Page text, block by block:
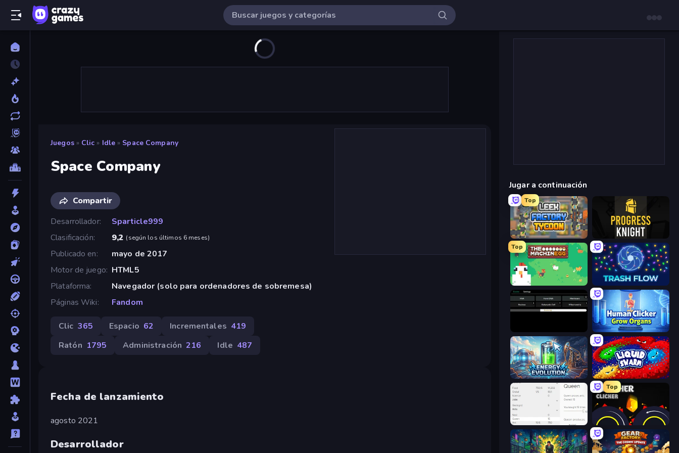
Juegos » Clic » Idle » Space Company
Space Company
Compartir
Desarrollador
Sparticle999
Clasificación
9,2 (según los últimos 6 meses)
Publicado en
mayo de 2017
Motor de juego HTML5
Plataforma
Navegador (solo para ordenadores de sobremesa)
Páginas Wiki
Fandom
Clic 365 Espacio 62 Incrementales 419
Ratón 1795 Administración 216 Idle 487
Fecha de lanzamiento
agosto 2021
Desarrollador
Jugar a continuación
Top
Leek Factory Tycoon Progress Knight
Top
The MachinEGG Trash Flow
Human Clicker: Grow Organs
Energy Evolution Liquid Swarm
Idle Ants
Top
Crusher Clicker